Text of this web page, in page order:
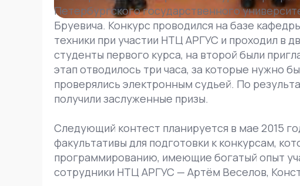
Петербургского государственного
Бруевича. Конкурс проводился на базе
техники при участии НТЦ АРГУС и проходил в
студенты первого курса, на второй были
этап отводилось три часа, за которые нужно
проверялись электронным судьей. По
получили заслуженные призы.
Следующий контест планируется в мае 2015
факультативы для подготовки к конкурсам,
программированию, имеющие богатый опыт
сотрудники НТЦ АРГУС — Артём Веселов,